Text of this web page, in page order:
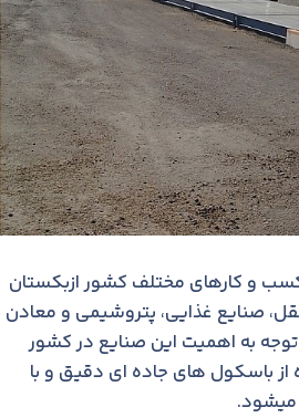
و کارهای مختلف کشور ازبکستان
صنایع غذایی، پتروشیمی و معادن
با توجه به اهمیت این صنایع در کشور
از باسکول های جاده ای دقیق و با